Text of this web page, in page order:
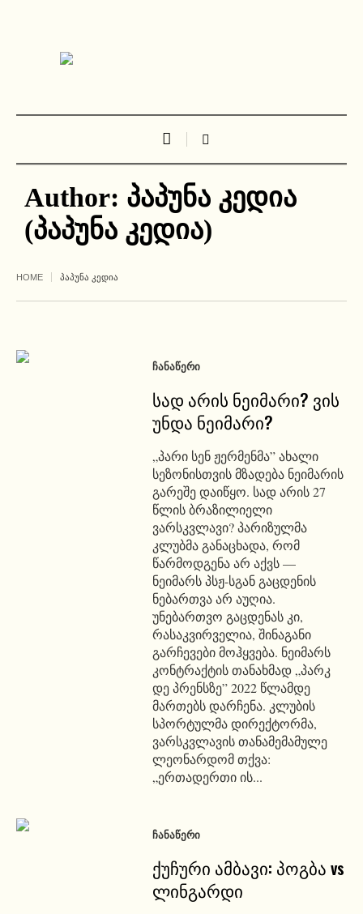
Author: პაპუნა კედია
(პაპუნა კედია)
HOME ᲞᲐᲞᲣᲜᲐ ᲙᲔᲓᲘᲐ
ᲩᲐᲜᲐᲬᲔᲠᲘ
სად არის ნეიმარი? ვის
უნდა ნეიმარი?
„პარი სენ ჟერმენმა” ახალი
სეზონისთვის მზადება ნეიმარის
გარეშე დაიწყო. სად არის 27
წლის ბრაზილიელი
ვარსკვლავი? პარიზულმა
კლუბმა განაცხადა, რომ
წარმოდგენა არ აქვს —
ნეიმარს პსჟ-სგან გაცდენის
ნებართვა არ აუღია.
უნებართვო გაცდენას კი,
რასაკვირველია, შინაგანი
გარჩევები მოჰყვება. ნეიმარს
კონტრაქტის თანახმად „პარკ
დე პრენსზე” 2022 წლამდე
მართებს დარჩენა. კლუბის
სპორტულმა დირექტორმა,
ვარსკვლავის თანამემამულე
ლეონარდომ თქვა:
„ერთადერთი ის...
ᲩᲐᲜᲐᲬᲔᲠᲘ
ქუჩური ამბავი: პოგბა vs
ლინგარდი